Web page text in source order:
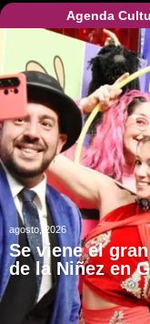
Agenda
agosto, 2026
Se viene el
de la Niñez en